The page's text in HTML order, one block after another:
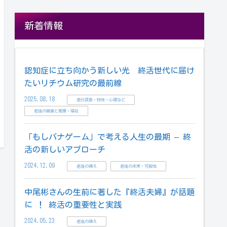
新着情報
認知症に立ち向かう新しい光 終活世代に届け
たいリチウム研究の最前線
2025.08.18 老化現象・特性・心理など
老後の健康と医療・福祉
「もしバナゲーム」で考える人生の最期 – 終
活の新しいアプローチ
2024.12.09 老後の備え 老後の未来・可能性
中尾彬さんの生前に著した『終活夫婦』が話題
に ！ 終活の重要性と実践
2024.05.23 老後の備え